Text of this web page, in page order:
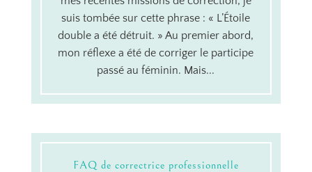
suis tombée sur cette phrase : « L’Étoile
double a été détruit. » Au premier abord,
mon réflexe a été de corriger le participe
passé au féminin. Mais...
FAQ de correctrice professionnelle